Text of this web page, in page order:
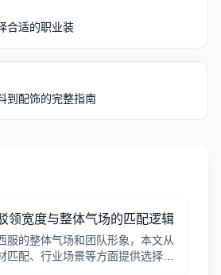
合适的职业装
到配饰的完整指南
领宽度与整体气场的匹配逻辑
服的整体气场和团队形象，本文从
匹配、行业场景等方面提供选择逻